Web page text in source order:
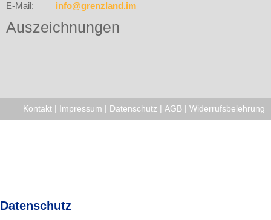
E-Mail:
info@grenzland.im
Auszeichnungen
Kontakt | Impressum | Datenschutz | AGB | Widerrufsbelehrung
Datenschutz